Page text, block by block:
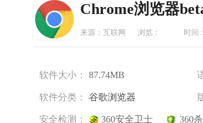
Chrome浏览器
来源：互联网 浏览： 时间
软件大小： 87.74MB
软件分类： 谷歌浏览器
安全检测： 360安全卫士 360